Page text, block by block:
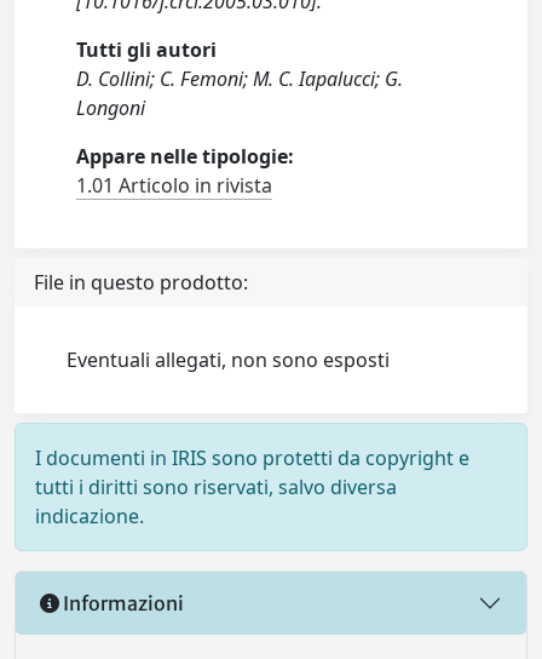
Tutti gli autori
D. Collini; C. Femoni; M. C. Iapalucci; G.
Longoni
Appare nelle tipologie:
1.01 Articolo in rivista
File in questo prodotto:
Eventuali allegati, non sono esposti
I documenti in IRIS sono protetti da copyright e
tutti i diritti sono riservati, salvo diversa
indicazione.
Informazioni